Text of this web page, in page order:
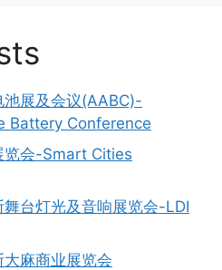
展及会议(AABC)-
Battery Conference
览会-Smart Cities
台灯光及音响展览会-LDI
麻商业展览会